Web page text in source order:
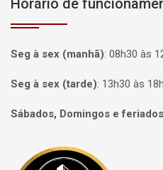
Horário de
Seg à sex (manhã): 08h30 às
Seg à sex (tarde): 13h30 às
Sábados, Domingos e feriados
Página inicial